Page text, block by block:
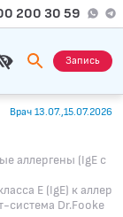
200 30 59
Запись
Врач 13.07.,15.07.2026
аллергены (IgE с
E (IgE) к аллер
система Dr.Fooke